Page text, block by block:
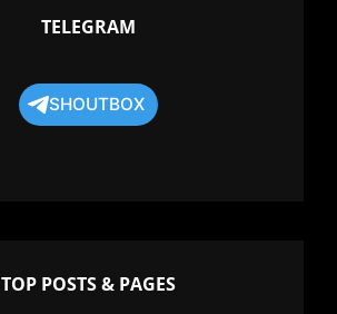
TELEGRAM
SHOUTBOX
TOP POSTS & PAGES